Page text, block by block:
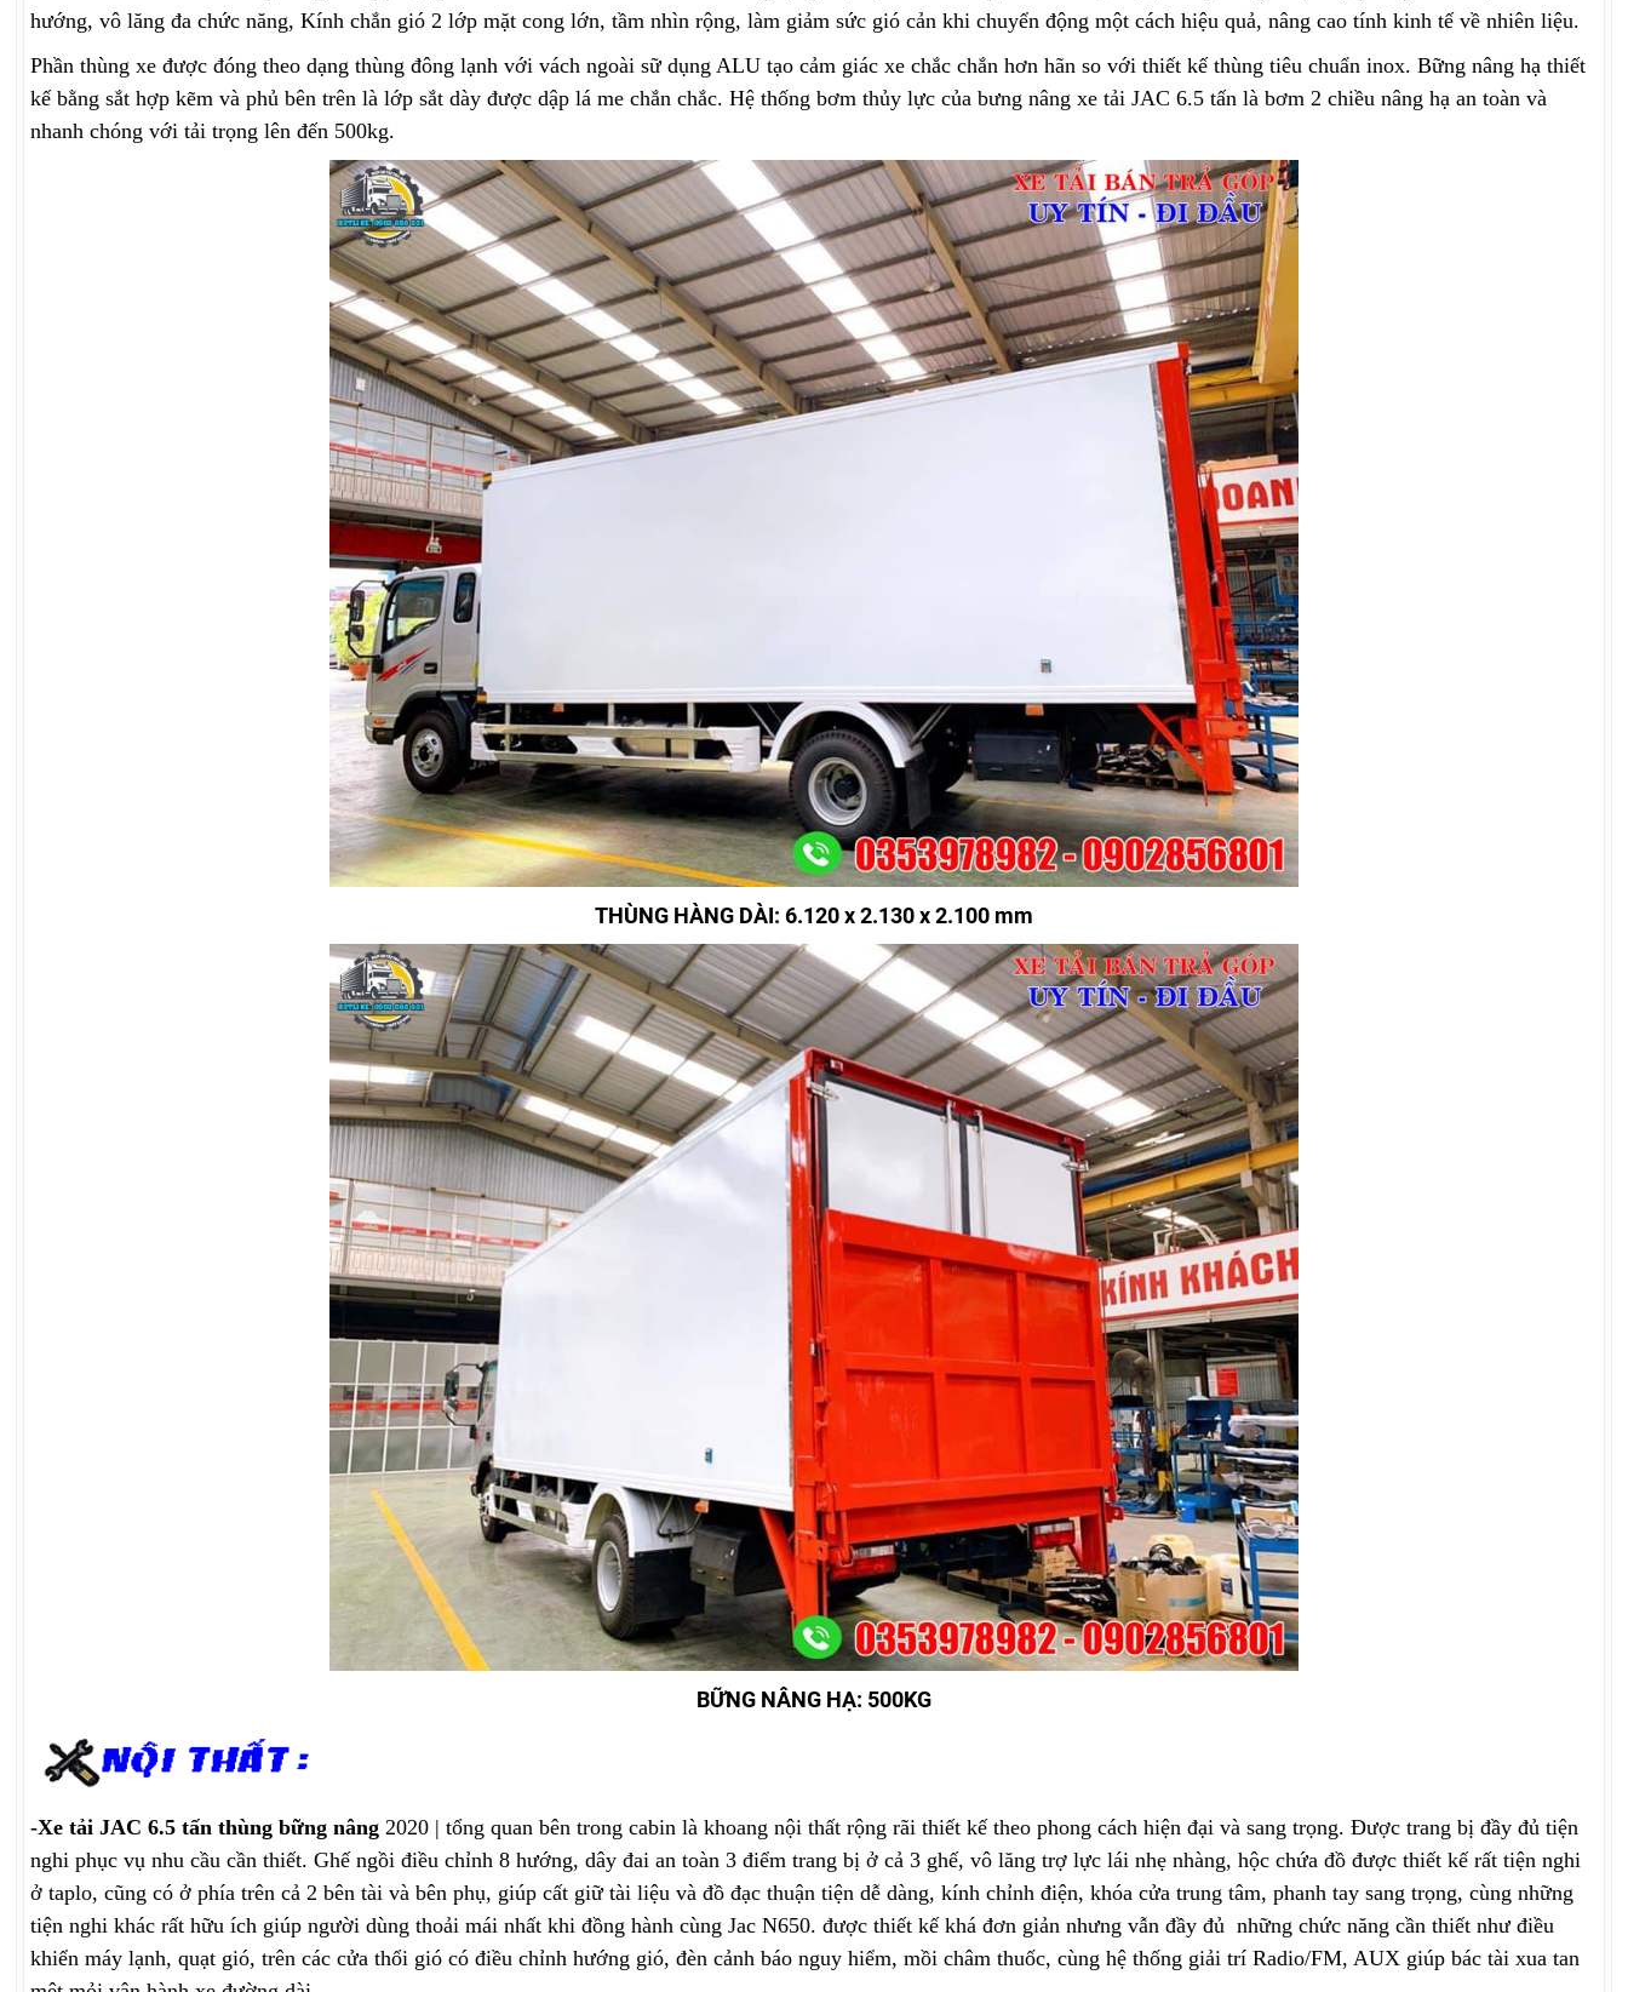
hướng, vô lăng đa chức năng, Kính chắn gió 2 lớp mặt cong lớn, tầm nhìn rộng, làm giảm sức gió cản khi chuyển động một cách hiệu quả, nâng cao tính kinh tế về nhiên liệu.
Phần thùng xe được đóng theo dạng thùng đông lạnh với vách ngoài sữ dụng ALU tạo cảm giác xe chắc chắn hơn hãn so với thiết kế thùng tiêu chuẩn inox. Bững nâng hạ thiết
kế bằng sắt hợp kẽm và phủ bên trên là lớp sắt dày được dập lá me chắn chắc. Hệ thống bơm thủy lực của bưng nâng xe tải JAC 6.5 tấn là bơm 2 chiều nâng hạ an toàn và
nhanh chóng với tải trọng lên đến 500kg.
THÙNG HÀNG DÀI: 6.120 x 2.130 x 2.100 mm
BỮNG NÂNG HẠ: 500KG
-Xe tải JAC 6.5 tấn thùng bững nâng 2020 | tổng quan bên trong cabin là khoang nội thất rộng rãi thiết kế theo phong cách hiện đại và sang trọng. Được trang bị đầy đủ tiện
nghi phục vụ nhu cầu cần thiết. Ghế ngồi điều chỉnh 8 hướng, dây đai an toàn 3 điểm trang bị ở cả 3 ghế, vô lăng trợ lực lái nhẹ nhàng, hộc chứa đồ được thiết kế rất tiện nghi
ở taplo, cũng có ở phía trên cả 2 bên tài và bên phụ, giúp cất giữ tài liệu và đồ đạc thuận tiện dễ dàng, kính chỉnh điện, khóa cửa trung tâm, phanh tay sang trọng, cùng những
tiện nghi khác rất hữu ích giúp người dùng thoải mái nhất khi đồng hành cùng Jac N650. được thiết kế khá đơn giản nhưng vẫn đầy đủ những chức năng cần thiết như điều
khiển máy lạnh, quạt gió, trên các cửa thổi gió có điều chỉnh hướng gió, đèn cảnh báo nguy hiểm, mồi châm thuốc, cùng hệ thống giải trí Radio/FM, AUX giúp bác tài xua tan